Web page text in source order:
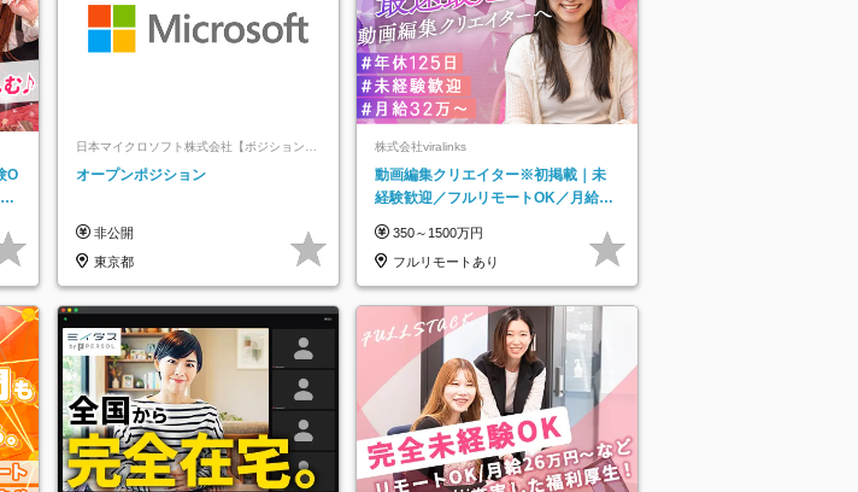
O
日本マイクロソフト株式会社【ポジションマ
ッチ登録】
オープンポジション
非公開
東京都
株式会社viralinks
動画編集クリエイター※初掲載｜未
経験歓迎／フルリモートOK／月給32
350～1500万円
フルリモートあり